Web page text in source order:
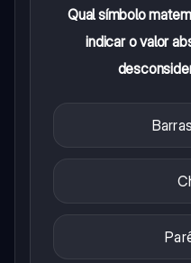
Qual símbolo
indicar o valor